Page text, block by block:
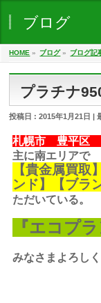
ブログ
HOME » ブログ» ブログ記
プラチナ
投稿日 : 2015年1月21日
札幌市 豊平区
主に南エリアで
【貴金属買取
ンド】【ブラ
ただいている。
『エコプ
みなさまよろし